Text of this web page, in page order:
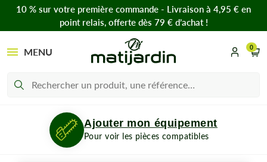
10 % sur votre première commande - Livraison à 4,95 € en
point relais, offerte dès 79 € d’achat !
MENU 0
Ajouter mon équipement
Pour voir les pièces compatibles